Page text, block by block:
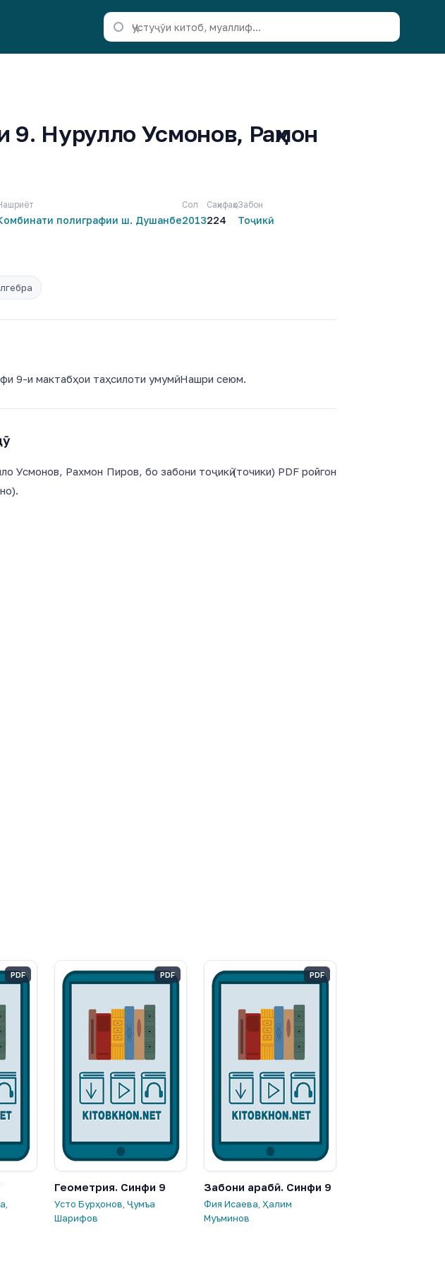
9. Нурулло Усмонов, Раҳмон
полиграфии ш. Душанбе
Сол
2013
Саҳифаҳо
224
Забон
Тоҷикӣ
9-и мактабҳои таҳсилоти умумӣ. Нашри сеюм.
Усмонов, Рахмон Пиров, бо забони тоҷикӣ (точики) PDF ройгон
PDF PDF
Геометрия. Синфи 9
Усто Бурҳонов Ҷумъа
Шарифов
PDF
Забони арабӣ. Синфи 9
Фия Исаева Ҳалим
Муъминов